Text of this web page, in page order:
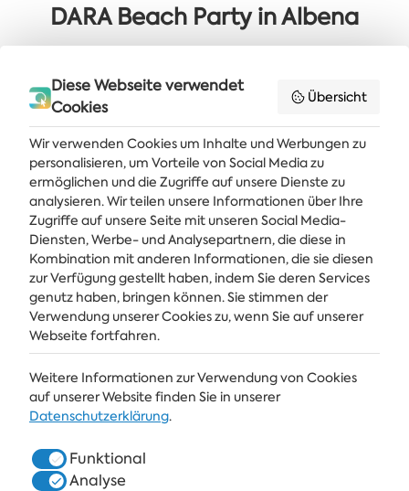
DARA Beach Party in Albena
Holen Sie sich die neuesten Nachrichten und Angebote direkt in Ihren
Posteingang
ABONNIEREN
ALBENA
ALBENA.BG
SPA & GESUNDHEIT
RESTAURANTS & BARS
Diese Webseite verwendet
Cookies
Übersicht
Wir verwenden Cookies um Inhalte und Werbungen zu
personalisieren, um Vorteile von Social Media zu
ermöglichen und die Zugriffe auf unsere Dienste zu
analysieren. Wir teilen unsere Informationen über Ihre
Zugriffe auf unsere Seite mit unseren Social Media-
Diensten, Werbe- und Analysepartnern, die diese in
Kombination mit anderen Informationen, die sie diesen
zur Verfügung gestellt haben, indem Sie deren Services
genutz haben, bringen können. Sie stimmen der
Verwendung unserer Cookies zu, wenn Sie auf unserer
Webseite fortfahren.
Weitere Informationen zur Verwendung von Cookies
auf unserer Website finden Sie in unserer
Datenschutzerklärung.
Funktional
Analyse